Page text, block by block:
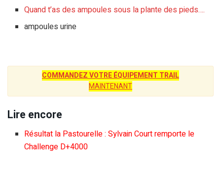
Quand t’as des ampoules sous la plante des pieds….
ampoules urine
COMMANDEZ VOTRE ÉQUIPEMENT TRAIL
MAINTENANT
Lire encore
Résultat la Pastourelle : Sylvain Court remporte le
Challenge D+4000